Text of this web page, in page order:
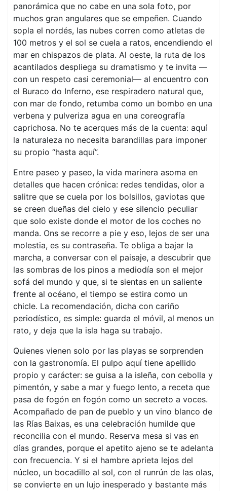
panorámica que no cabe en una sola foto, por
muchos gran angulares que se empeñen. Cuando
sopla el nordés, las nubes corren como atletas de
100 metros y el sol se cuela a ratos, encendiendo el
mar en chispazos de plata. Al oeste, la ruta de los
acantilados despliega su dramatismo y te invita —
con un respeto casi ceremonial— al encuentro con
el Buraco do Inferno, ese respiradero natural que,
con mar de fondo, retumba como un bombo en una
verbena y pulveriza agua en una coreografía
caprichosa. No te acerques más de la cuenta: aquí
la naturaleza no necesita barandillas para imponer
su propio “hasta aquí”.
Entre paseo y paseo, la vida marinera asoma en
detalles que hacen crónica: redes tendidas, olor a
salitre que se cuela por los bolsillos, gaviotas que
se creen dueñas del cielo y ese silencio peculiar
que solo existe donde el motor de los coches no
manda. Ons se recorre a pie y eso, lejos de ser una
molestia, es su contraseña. Te obliga a bajar la
marcha, a conversar con el paisaje, a descubrir que
las sombras de los pinos a mediodía son el mejor
sofá del mundo y que, si te sientas en un saliente
frente al océano, el tiempo se estira como un
chicle. La recomendación, dicha con cariño
periodístico, es simple: guarda el móvil, al menos un
rato, y deja que la isla haga su trabajo.
Quienes vienen solo por las playas se sorprenden
con la gastronomía. El pulpo aquí tiene apellido
propio y carácter: se guisa a la isleña, con cebolla y
pimentón, y sabe a mar y fuego lento, a receta que
pasa de fogón en fogón como un secreto a voces.
Acompañado de pan de pueblo y un vino blanco de
las Rías Baixas, es una celebración humilde que
reconcilia con el mundo. Reserva mesa si vas en
días grandes, porque el apetito ajeno se te adelanta
con frecuencia. Y si el hambre aprieta lejos del
núcleo, un bocadillo al sol, con el runrún de las olas,
se convierte en un lujo inesperado y bastante más